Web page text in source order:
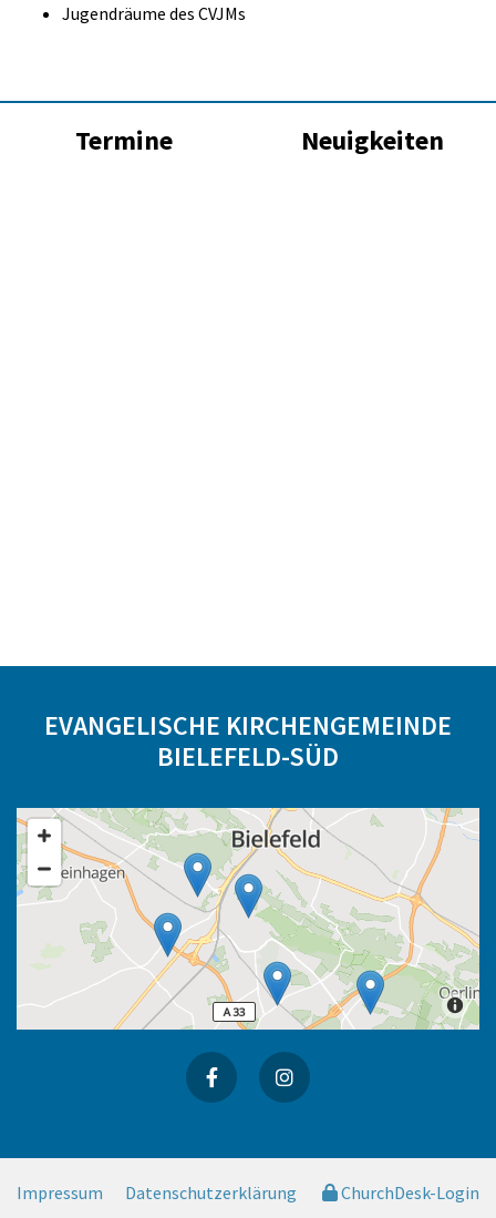
Jugendräume des CVJMs
Termine Neuigkeiten
EVANGELISCHE KIRCHENGEMEINDE
BIELEFELD-SÜD
Impressum Datenschutzerklärung ChurchDesk-Login